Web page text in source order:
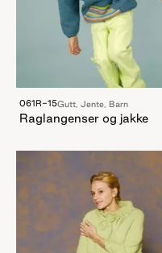
061R-15Gutt, Jente, Barn
Raglangenser og jakke